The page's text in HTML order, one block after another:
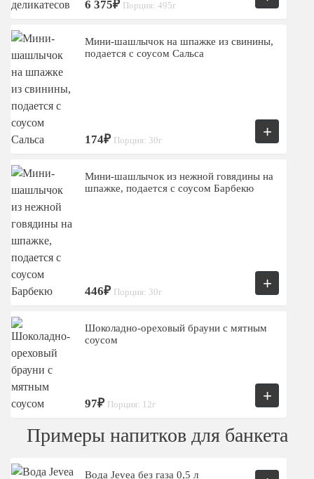
6 375₽ Порция: 495г
Мини-шашлычок на шпажке из свинины,
подается с соусом Сальса
174₽ Порция: 30г +
Мини-шашлычок из нежной говядины на
шпажке, подается с соусом Барбекю
446₽ Порция: 30г +
Шоколадно-ореховый брауни с мятным
соусом
97₽ Порция: 12г +
Примеры напитков для банкета
Вода Jevea без газа 0,5 л